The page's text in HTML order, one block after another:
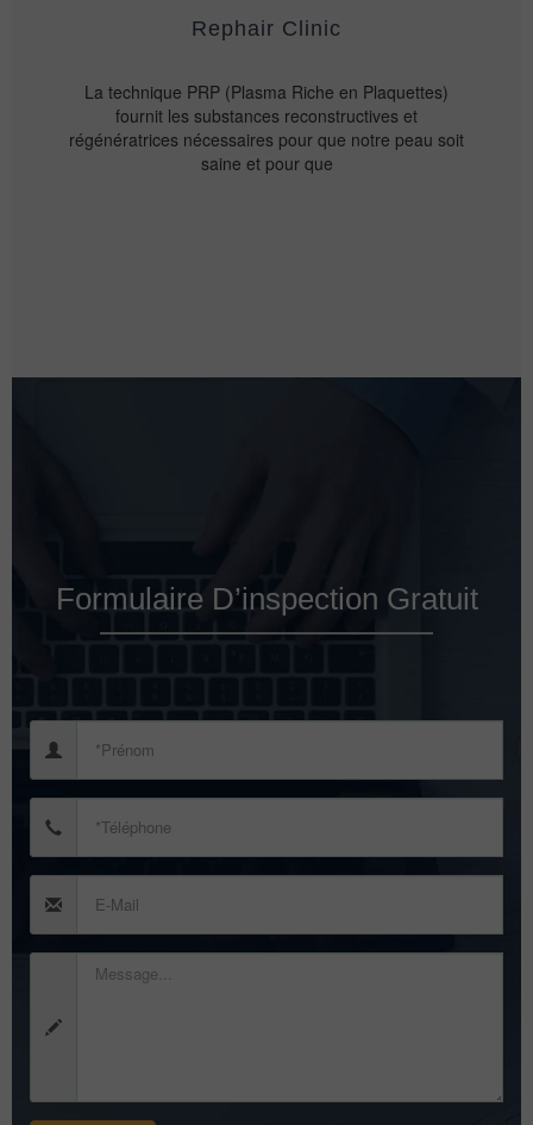
Rephair Clinic
La technique PRP (Plasma Riche en Plaquettes)
fournit les substances reconstructives et
régénératrices nécessaires pour que notre peau soit
saine et pour que
Formulaire D’inspection Gratuit